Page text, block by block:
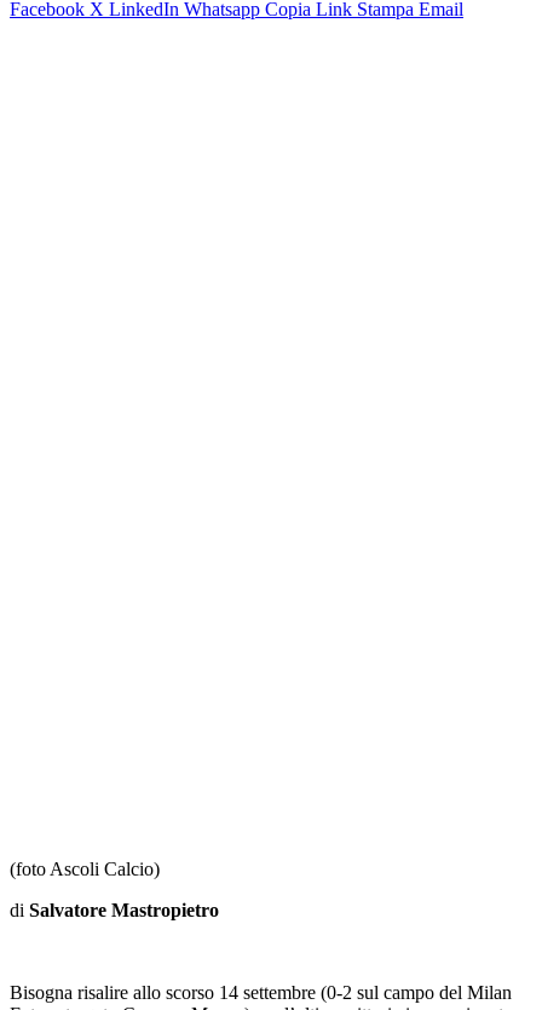
Facebook X LinkedIn Whatsapp Copia Link Stampa Email
(foto Ascoli Calcio)
di Salvatore Mastropietro
Bisogna risalire allo scorso 14 settembre (0-2 sul campo del Milan